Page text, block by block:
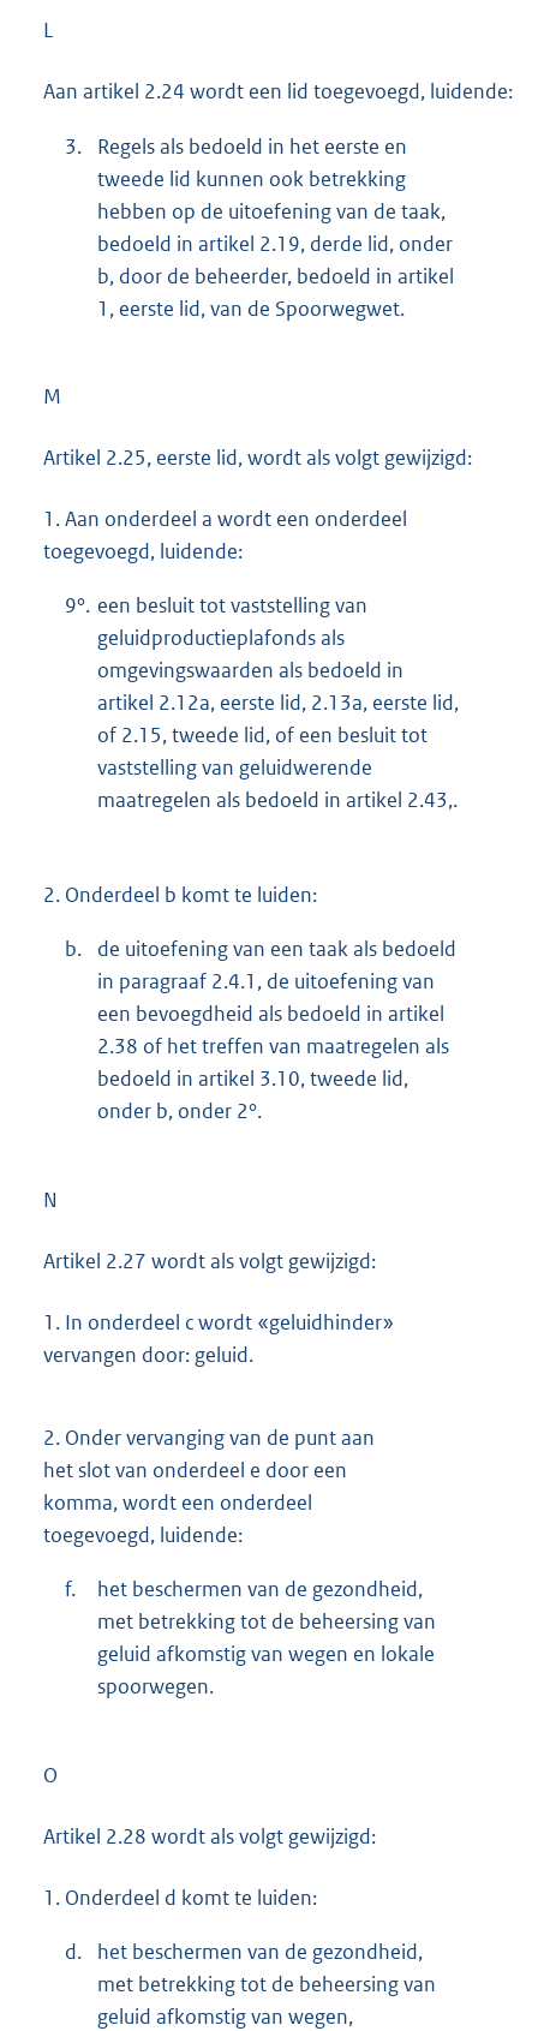
L
Aan artikel 2.24 wordt een lid toegevoegd, luidende:
3.
Regels als bedoeld in het eerste en
tweede lid kunnen ook betrekking
hebben op de uitoefening van de taak,
bedoeld in artikel 2.19, derde lid, onder
b, door de beheerder, bedoeld in artikel
1, eerste lid, van de Spoorwegwet.
M
Artikel 2.25, eerste lid, wordt als volgt gewijzigd:
1.Aan onderdeel a wordt een onderdeel
toegevoegd, luidende:
9°. een besluit tot vaststelling van
geluidproductieplafonds als
omgevingswaarden als bedoeld in
artikel 2.12a, eerste lid, 2.13a, eerste lid,
of 2.15, tweede lid, of een besluit tot
vaststelling van geluidwerende
maatregelen als bedoeld in artikel 2.43,.
2. Onderdeel b komt te luiden:
b.
de uitoefening van een taak als bedoeld
in paragraaf 2.4.1, de uitoefening van
een bevoegdheid als bedoeld in artikel
2.38 of het treffen van maatregelen als
bedoeld in artikel 3.10, tweede lid,
onder b, onder 2°.
N
Artikel 2.27 wordt als volgt gewijzigd:
1. In onderdeel c wordt «geluidhinder»
vervangen door: geluid.
2. Onder vervanging van de punt aan
het slot van onderdeel e door een
komma, wordt een onderdeel
toegevoegd, luidende:
f.
het beschermen van de gezondheid,
met betrekking tot de beheersing van
geluid afkomstig van wegen en lokale
spoorwegen.
O
Artikel 2.28 wordt als volgt gewijzigd:
1. Onderdeel d komt te luiden:
d.
het beschermen van de gezondheid,
met betrekking tot de beheersing van
geluid afkomstig van wegen,